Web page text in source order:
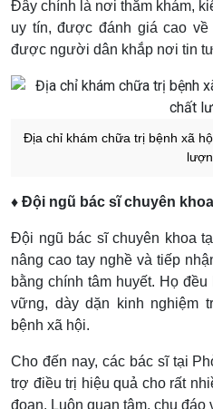
Đây chính là nơi thăm khám,
uy tín, được đánh giá cao
được người dân khắp nơi tin
Địa chỉ khám chữa trị bệnh xã
♦ Đội ngũ bác sĩ chuyên
Đội ngũ bác sĩ chuyên khoa
nâng cao tay nghề và tiếp
bằng chính tâm huyết. Họ
vững, dày dặn kinh nghiệm
bệnh xã hội.
Cho đến nay, các bác sĩ tại
trợ điều trị hiệu quả cho rất
đoạn. Luôn quan tâm, chu